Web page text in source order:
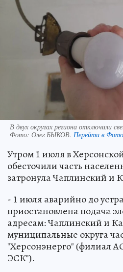
В двух округах региона отключили
Фото: Олег БЫКОВ. Перейти в
Утром 1 июля в
обесточили часть
затронула Чаплинский и
- 1 июля аварийно до
приостановлена подача
адресам: Чаплинский и
муниципальные округа
"Херсонэнерго" (филиал
ЭСК").